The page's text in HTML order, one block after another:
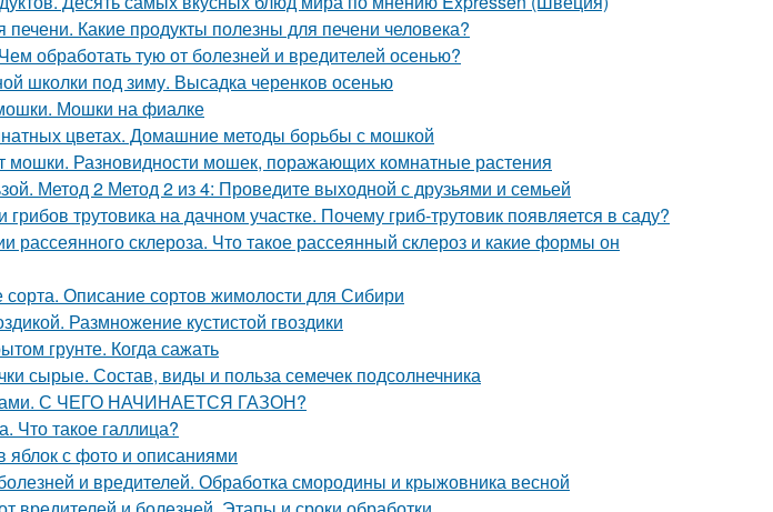
Какие продукты полезны для печени человека?
обработать тую от болезней и вредителей осенью?
школки под зиму. Высадка черенков осенью
Мошки на фиалке
цветах. Домашние методы борьбы с мошкой
мошки. Разновидности мошек, поражающих комнатные растения
Метод 2 Метод 2 из 4: Проведите выходной с друзьями и семьей
трутовика на дачном участке. Почему гриб-трутовик появляется в саду?
рассеянного склероза. Что такое рассеянный склероз и какие формы он
Описание сортов жимолости для Сибири
Размножение кустистой гвоздики
грунте. Когда сажать
сырые. Состав, виды и польза семечек подсолнечника
С ЧЕГО НАЧИНАЕТСЯ ГАЗОН?
Что такое галлица?
яблок с фото и описаниями
и вредителей. Обработка смородины и крыжовника весной